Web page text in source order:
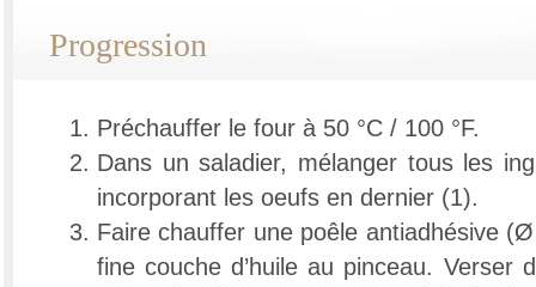
Progression
Préchauffer le four à 50 °C / 100 °F.
Dans un saladier, mélanger tous les
incorporant les oeufs en dernier (1).
Faire chauffer une poêle antiadhésive
fine couche d’huile au pinceau. Verser